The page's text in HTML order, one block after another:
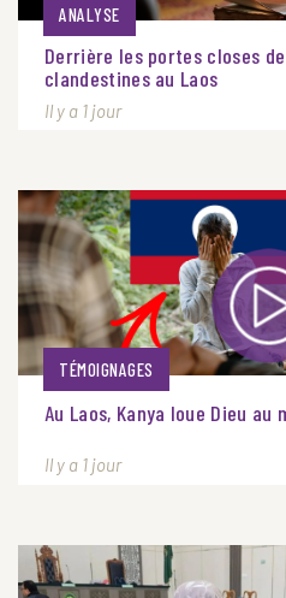
ANALYSE
Derrière les portes closes
clandestines au Laos
Il y a 1 jour
TÉMOIGNAGES
Au Laos, Kanya loue Dieu au
Il y a 1 jour